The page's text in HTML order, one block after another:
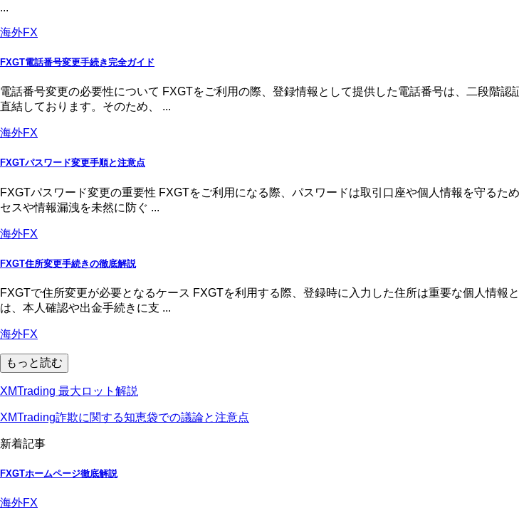
...
海外FX
FXGT電話番号変更手続き完全ガイド
電話番号変更の必要性について FXGTをご利用の際、登録情報として提供した電話番号は、二段階
直結しております。そのため、 ...
海外FX
FXGTパスワード変更手順と注意点
FXGTパスワード変更の重要性 FXGTをご利用になる際、パスワードは取引口座や個人情報を守る
セスや情報漏洩を未然に防ぐ ...
海外FX
FXGT住所変更手続きの徹底解説
FXGTで住所変更が必要となるケース FXGTを利用する際、登録時に入力した住所は重要な個人情
は、本人確認や出金手続きに支 ...
海外FX
もっと読む
XMTrading 最大ロット解説
XMTrading詐欺に関する知恵袋での議論と注意点
新着記事
FXGTホームページ徹底解説
海外FX